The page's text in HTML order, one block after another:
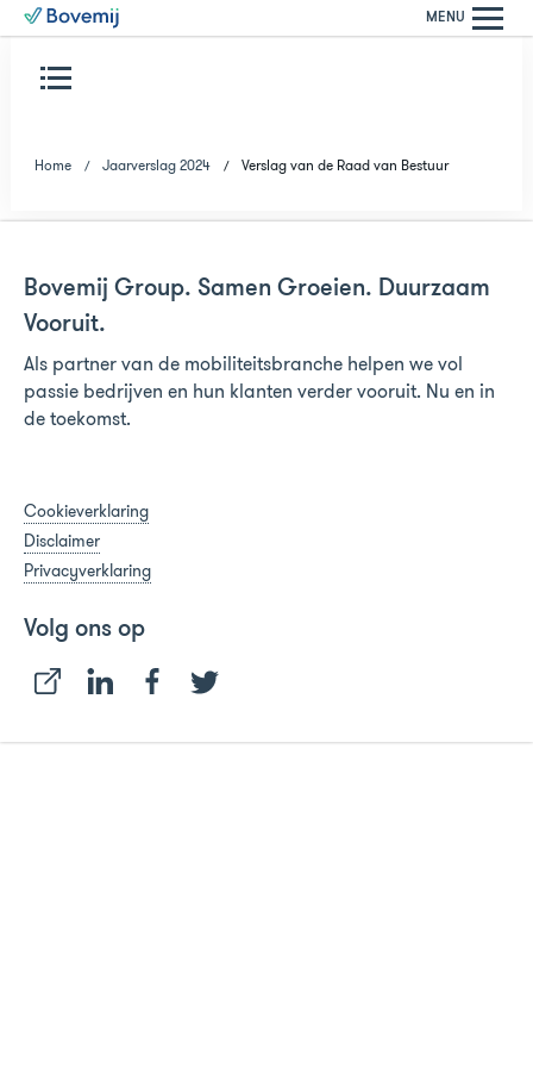
MENU
Home Jaarverslag 2024 Verslag van de Raad van Bestuur
Bovemij Group. Samen Groeien. Duurzaam
Vooruit.
Als partner van de mobiliteitsbranche helpen we vol
passie bedrijven en hun klanten verder vooruit. Nu en in
de toekomst.
Cookieverklaring
Disclaimer
Privacyverklaring
Volg ons op